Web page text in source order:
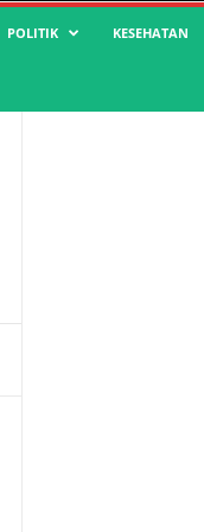
POLITIK KESEHATAN